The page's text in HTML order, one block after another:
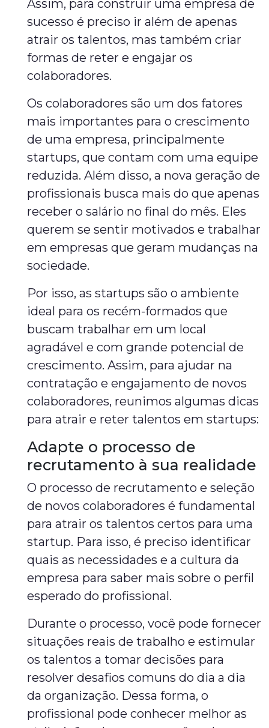
Assim, para construir uma empresa de
sucesso é preciso ir além de apenas
atrair os talentos, mas também criar
formas de reter e engajar os
colaboradores.
Os colaboradores são um dos fatores
mais importantes para o crescimento
de uma empresa, principalmente
startups, que contam com uma equipe
reduzida. Além disso, a nova geração de
profissionais busca mais do que apenas
receber o salário no final do mês. Eles
querem se sentir motivados e trabalhar
em empresas que geram mudanças na
sociedade.
Por isso, as startups são o ambiente
ideal para os recém-formados que
buscam trabalhar em um local
agradável e com grande potencial de
crescimento. Assim, para ajudar na
contratação e engajamento de novos
colaboradores, reunimos algumas dicas
para atrair e reter talentos em startups:
Adapte o processo de
recrutamento à sua realidade
O processo de recrutamento e seleção
de novos colaboradores é fundamental
para atrair os talentos certos para uma
startup. Para isso, é preciso identificar
quais as necessidades e a cultura da
empresa para saber mais sobre o perfil
esperado do profissional.
Durante o processo, você pode fornecer
situações reais de trabalho e estimular
os talentos a tomar decisões para
resolver desafios comuns do dia a dia
da organização. Dessa forma, o
profissional pode conhecer melhor as